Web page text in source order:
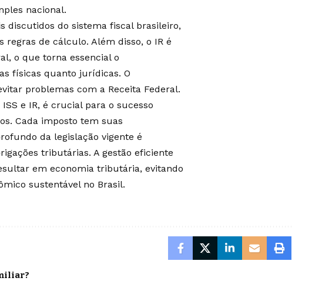
nacional.
discutidos do sistema fiscal brasileiro,
de cálculo. Além disso, o IR é
o que torna essencial o
físicas quanto jurídicas. O
problemas com a Receita Federal.
e IR, é crucial para o sucesso
Cada imposto tem suas
da legislação vigente é
tributárias. A gestão eficiente
em economia tributária, evitando
sustentável no Brasil.